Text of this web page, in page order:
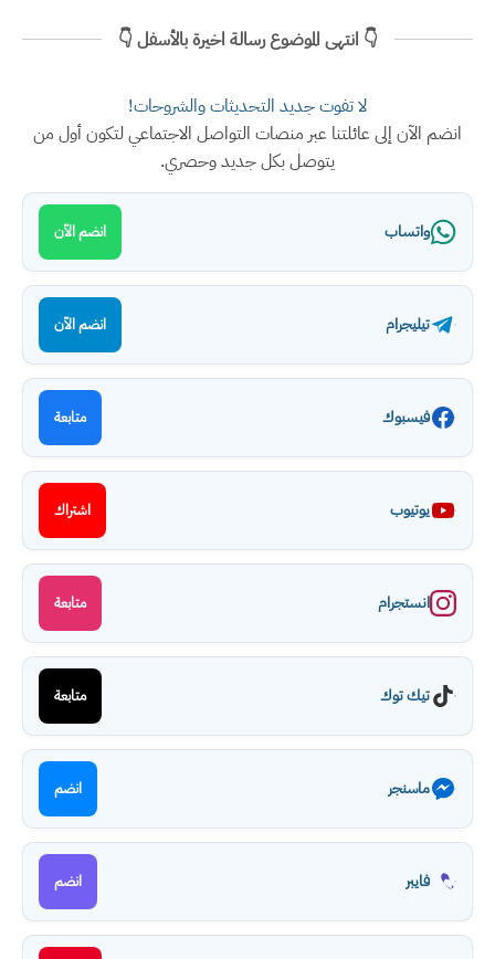
👇 انتهى الموضوع رسالة اخيرة بالأسفل 👇
لا تفوت جديد التحديثات والشروحات!
انضم الآن إلى عائلتنا عبر منصات التواصل الاجتماعي لتكون أول من
يتوصل بكل جديد وحصري.
واتساب انضم الآن
تيليجرام انضم الآن
فيسبوك متابعة
يوتيوب اشتراك
انستجرام متابعة
تيك توك متابعة
ماسنجر انضم
فايبر انضم